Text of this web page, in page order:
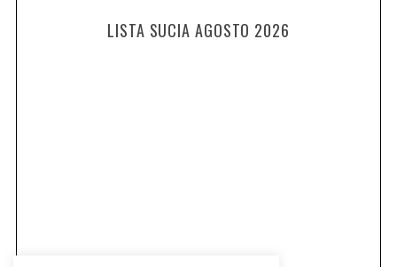
LISTA SUCIA AGOSTO 2026